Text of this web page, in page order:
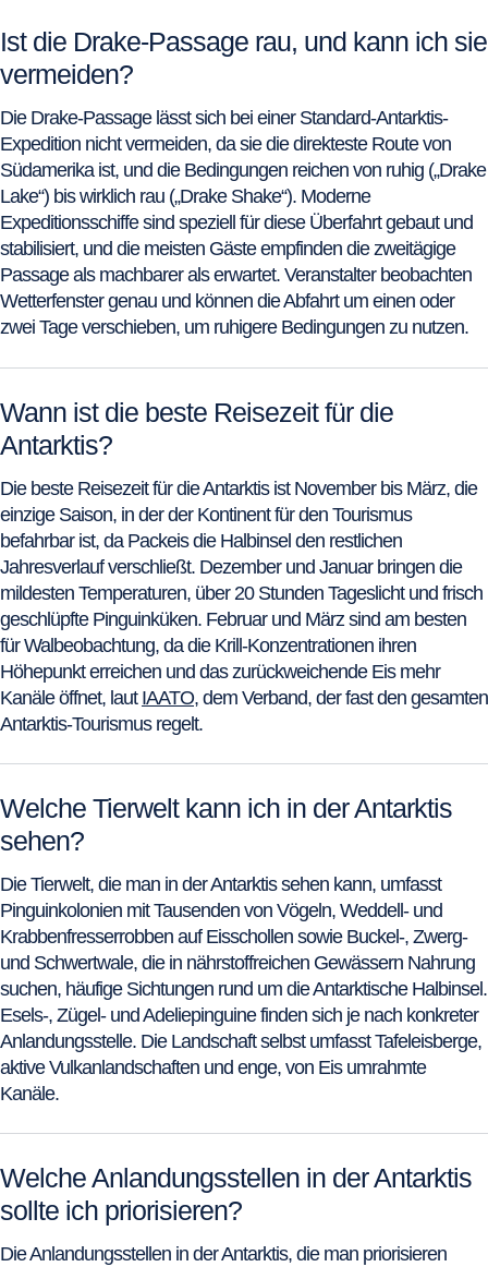
Ist die Drake-Passage rau, und kann ich sie
vermeiden?
Die Drake-Passage lässt sich bei einer Standard-Antarktis-
Expedition nicht vermeiden, da sie die direkteste Route von
Südamerika ist, und die Bedingungen reichen von ruhig („Drake
Lake“) bis wirklich rau („Drake Shake“). Moderne
Expeditionsschiffe sind speziell für diese Überfahrt gebaut und
stabilisiert, und die meisten Gäste empfinden die zweitägige
Passage als machbarer als erwartet. Veranstalter beobachten
Wetterfenster genau und können die Abfahrt um einen oder
zwei Tage verschieben, um ruhigere Bedingungen zu nutzen.
Wann ist die beste Reisezeit für die
Antarktis?
Die beste Reisezeit für die Antarktis ist November bis März, die
einzige Saison, in der der Kontinent für den Tourismus
befahrbar ist, da Packeis die Halbinsel den restlichen
Jahresverlauf verschließt. Dezember und Januar bringen die
mildesten Temperaturen, über 20 Stunden Tageslicht und frisch
geschlüpfte Pinguinküken. Februar und März sind am besten
für Walbeobachtung, da die Krill-Konzentrationen ihren
Höhepunkt erreichen und das zurückweichende Eis mehr
Kanäle öffnet, laut IAATO, dem Verband, der fast den gesamten
Antarktis-Tourismus regelt.
Welche Tierwelt kann ich in der Antarktis
sehen?
Die Tierwelt, die man in der Antarktis sehen kann, umfasst
Pinguinkolonien mit Tausenden von Vögeln, Weddell- und
Krabbenfresserrobben auf Eisschollen sowie Buckel-, Zwerg-
und Schwertwale, die in nährstoffreichen Gewässern Nahrung
suchen, häufige Sichtungen rund um die Antarktische Halbinsel.
Esels-, Zügel- und Adeliepinguine finden sich je nach konkreter
Anlandungsstelle. Die Landschaft selbst umfasst Tafeleisberge,
aktive Vulkanlandschaften und enge, von Eis umrahmte
Kanäle.
Welche Anlandungsstellen in der Antarktis
sollte ich priorisieren?
Die Anlandungsstellen in der Antarktis, die man priorisieren